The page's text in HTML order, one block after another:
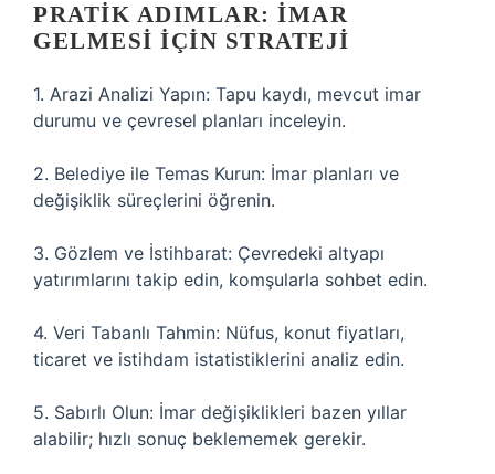
PRATIK ADIMLAR: İMAR
GELMESI İÇIN STRATEJI
1. Arazi Analizi Yapın: Tapu kaydı, mevcut imar
durumu ve çevresel planları inceleyin.
2. Belediye ile Temas Kurun: İmar planları ve
değişiklik süreçlerini öğrenin.
3. Gözlem ve İstihbarat: Çevredeki altyapı
yatırımlarını takip edin, komşularla sohbet edin.
4. Veri Tabanlı Tahmin: Nüfus, konut fiyatları,
ticaret ve istihdam istatistiklerini analiz edin.
5. Sabırlı Olun: İmar değişiklikleri bazen yıllar
alabilir; hızlı sonuç beklememek gerekir.